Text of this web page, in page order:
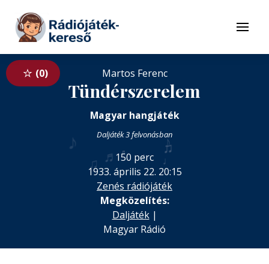
Tovább a tartalomhoz
Menü
0
♪
♫ ♬
♪
♩
♫
♪
♬
Martos Ferenc
Tündérszerelem
Magyar hangjáték
Daljáték 3 felvonásban
150 perc
1933. április 22. 20:15
Zenés rádiójáték
Megközelítés:
Daljáték|
Magyar Rádió